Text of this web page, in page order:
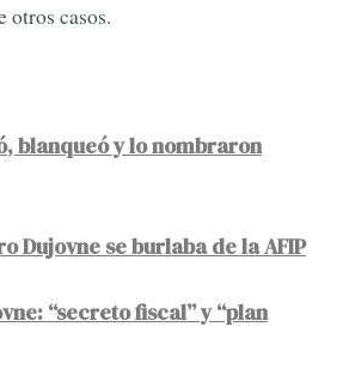
otros casos.
blanqueó y lo nombraron
Dujovne se burlaba de la AFIP
“secreto fiscal” y “plan